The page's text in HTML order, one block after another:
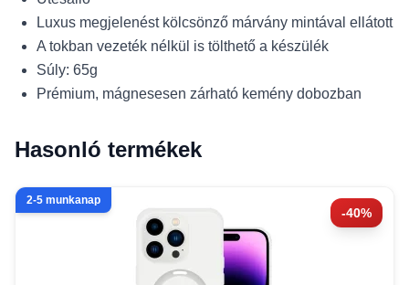
Luxus megjelenést kölcsönző márvány mintával ellátott
A tokban vezeték nélkül is tölthető a készülék
Súly: 65g
Prémium, mágnesesen zárható kemény dobozban
Hasonló termékek
-40%
2-5 munkanap